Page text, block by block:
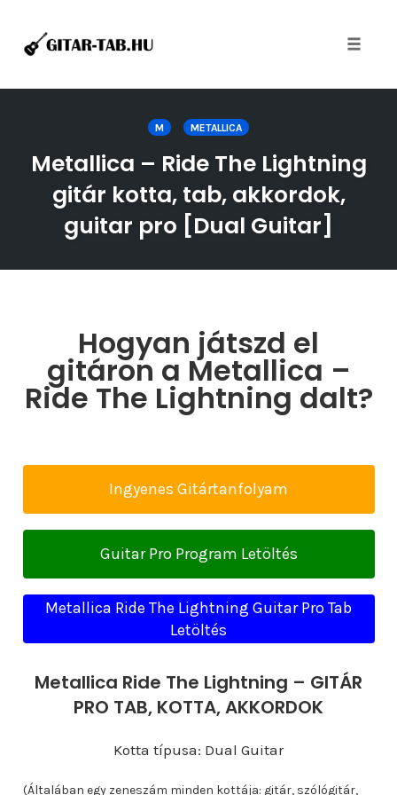
M METALLICA
Metallica – Ride The Lightning
gitár kotta, tab, akkordok,
guitar pro [Dual Guitar]
Hogyan játszd el
gitáron a Metallica –
Ride The Lightning dalt?
Ingyenes Gitártanfolyam
Guitar Pro Program Letöltés
Metallica Ride The Lightning Guitar Pro Tab
Letöltés
Metallica Ride The Lightning – GITÁR
PRO TAB, KOTTA, AKKORDOK
Kotta típusa: Dual Guitar
(Általában egy zeneszám minden kottája: gitár, szólógitár,